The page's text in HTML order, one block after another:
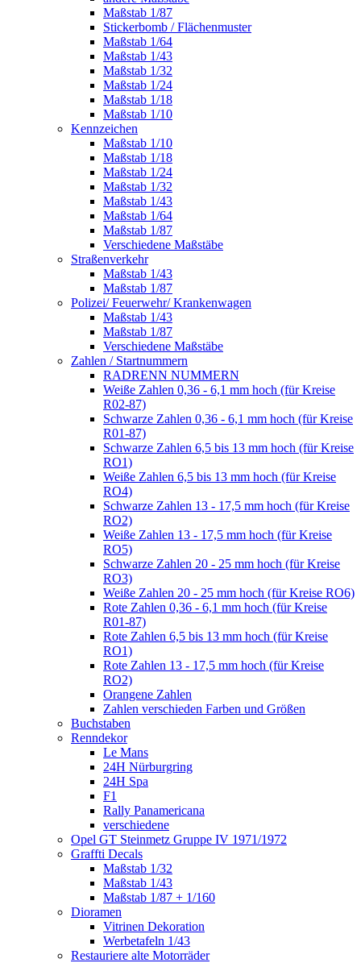
Maßstab 1/87
Stickerbomb / Flächenmuster
Maßstab 1/64
Maßstab 1/43
Maßstab 1/32
Maßstab 1/24
Maßstab 1/18
Maßstab 1/10
Kennzeichen
Maßstab 1/10
Maßstab 1/18
Maßstab 1/24
Maßstab 1/32
Maßstab 1/43
Maßstab 1/64
Maßstab 1/87
Verschiedene Maßstäbe
Straßenverkehr
Maßstab 1/43
Maßstab 1/87
Polizei/ Feuerwehr/ Krankenwagen
Maßstab 1/43
Maßstab 1/87
Verschiedene Maßstäbe
Zahlen / Startnummern
RADRENN NUMMERN
Weiße Zahlen 0,36 - 6,1 mm hoch (für Kreise
R02-87)
Schwarze Zahlen 0,36 - 6,1 mm hoch (für Kreise
R01-87)
Schwarze Zahlen 6,5 bis 13 mm hoch (für Kreise
RO1)
Weiße Zahlen 6,5 bis 13 mm hoch (für Kreise
RO4)
Schwarze Zahlen 13 - 17,5 mm hoch (für Kreise
RO2)
Weiße Zahlen 13 - 17,5 mm hoch (für Kreise
RO5)
Schwarze Zahlen 20 - 25 mm hoch (für Kreise
RO3)
Weiße Zahlen 20 - 25 mm hoch (für Kreise RO6)
Rote Zahlen 0,36 - 6,1 mm hoch (für Kreise
R01-87)
Rote Zahlen 6,5 bis 13 mm hoch (für Kreise
RO1)
Rote Zahlen 13 - 17,5 mm hoch (für Kreise
RO2)
Orangene Zahlen
Zahlen verschieden Farben und Größen
Buchstaben
Renndekor
Le Mans
24H Nürburgring
24H Spa
F1
Rally Panamericana
verschiedene
Opel GT Steinmetz Gruppe IV 1971/1972
Graffti Decals
Maßstab 1/32
Maßstab 1/43
Maßstab 1/87 + 1/160
Dioramen
Vitrinen Dekoration
Werbetafeln 1/43
Restauriere alte Motorräder